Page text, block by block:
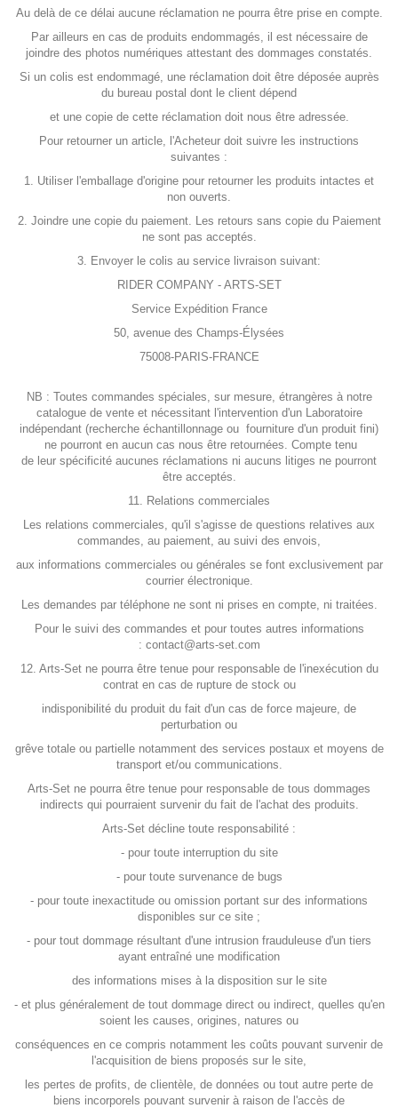
Au delà de ce délai aucune réclamation ne pourra être prise en compte.
Par ailleurs en cas de produits endommagés, il est nécessaire de
joindre des photos numériques attestant des dommages constatés.
Si un colis est endommagé, une réclamation doit être déposée auprès
du bureau postal dont le client dépend
et une copie de cette réclamation doit nous être adressée.
Pour retourner un article, l'Acheteur doit suivre les instructions
suivantes :
1. Utiliser l'emballage d'origine pour retourner les produits intactes et
non ouverts.
2. Joindre une copie du paiement. Les retours sans copie du Paiement
ne sont pas acceptés.
3. Envoyer le colis au service livraison suivant:
RIDER COMPANY - ARTS-SET
Service Expédition France
50, avenue des Champs-Élysées
75008-PARIS-FRANCE
NB : Toutes commandes spéciales, sur mesure, étrangères à notre
catalogue de vente et nécessitant l'intervention d'un Laboratoire
indépendant (recherche échantillonnage ou fourniture d'un produit fini)
ne pourront en aucun cas nous être retournées. Compte tenu
de leur spécificité aucunes réclamations ni aucuns litiges ne pourront
être acceptés.
11. Relations commerciales
Les relations commerciales, qu'il s'agisse de questions relatives aux
commandes, au paiement, au suivi des envois,
aux informations commerciales ou générales se font exclusivement par
courrier électronique.
Les demandes par téléphone ne sont ni prises en compte, ni traitées.
Pour le suivi des commandes et pour toutes autres informations
: contact@arts-set.com
12. Arts-Set ne pourra être tenue pour responsable de l'inexécution du
contrat en cas de rupture de stock ou
indisponibilité du produit du fait d'un cas de force majeure, de
perturbation ou
grêve totale ou partielle notamment des services postaux et moyens de
transport et/ou communications.
Arts-Set ne pourra être tenue pour responsable de tous dommages
indirects qui pourraient survenir du fait de l'achat des produits.
Arts-Set décline toute responsabilité :
- pour toute interruption du site
- pour toute survenance de bugs
- pour toute inexactitude ou omission portant sur des informations
disponibles sur ce site ;
- pour tout dommage résultant d'une intrusion frauduleuse d'un tiers
ayant entraîné une modification
des informations mises à la disposition sur le site
- et plus généralement de tout dommage direct ou indirect, quelles qu'en
soient les causes, origines, natures ou
conséquences en ce compris notamment les coûts pouvant survenir de
l'acquisition de biens proposés sur le site,
les pertes de profits, de clientèle, de données ou tout autre perte de
biens incorporels pouvant survenir à raison de l'accès de